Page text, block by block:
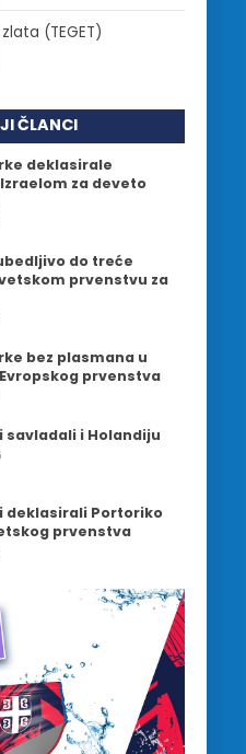
(TEGET)
ČLANCI
deklasirale
za deveto
do treće
prvenstvu za
bez plasmana u
prvenstva
savladali i Holandiju
deklasirali Portoriko
prvenstva